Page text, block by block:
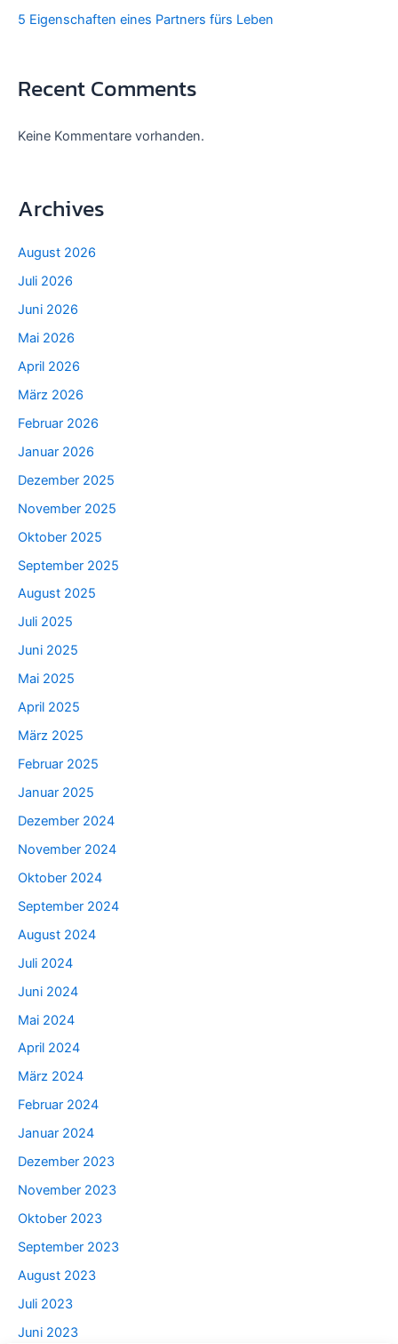
5 Eigenschaften eines Partners fürs Leben
Recent Comments
Keine Kommentare vorhanden.
Archives
August 2026
Juli 2026
Juni 2026
Mai 2026
April 2026
März 2026
Februar 2026
Januar 2026
Dezember 2025
November 2025
Oktober 2025
September 2025
August 2025
Juli 2025
Juni 2025
Mai 2025
April 2025
März 2025
Februar 2025
Januar 2025
Dezember 2024
November 2024
Oktober 2024
September 2024
August 2024
Juli 2024
Juni 2024
Mai 2024
April 2024
März 2024
Februar 2024
Januar 2024
Dezember 2023
November 2023
Oktober 2023
September 2023
August 2023
Juli 2023
Juni 2023